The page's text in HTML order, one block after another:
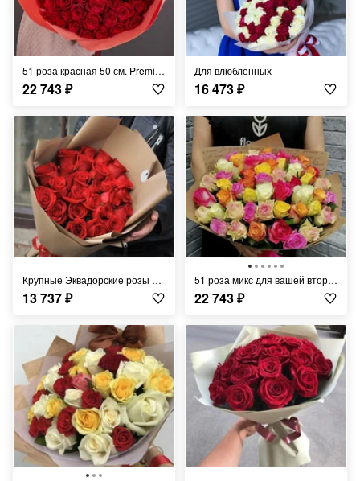
51 роза красная 50 см. Premium class
22 743₽
Для влюбленных
16 473₽
Крупные Эквадорские розы по супер-цене 50см
13 737₽
51 роза микс для вашей второй половинки
22 743₽